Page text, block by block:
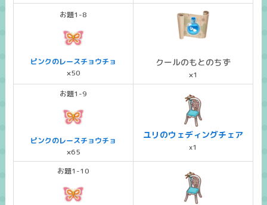
お題1-8
ピンクのレースチョウチョ
×50
クールのもとのちず
×1
お題1-9
ピンクのレースチョウチョ
×65
ユリのウェディングチェア
x1
お題1-10